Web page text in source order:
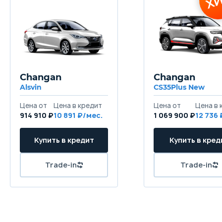
Система предупреждения
водителей сзади при
экстренном торможении
(двойная вспышка)
Система экстренной помощи
Адаптивный круиз-контроль
Система предупреждения о
смене полосы (LDW)
фронтальном столкновении
(FCW)
Система автоматического
(AEB) с возможностью
распознавания пешеходов,
велосипедистов и
автомобилей
Электроусилитель руля с
тремя режимами усилия
Changan
Alsvin
914 910 ₽10 891
Changan
CS35Plus New
1 069 900 ₽12 736